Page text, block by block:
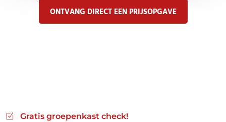
ONTVANG DIRECT EEN PRIJSOPGAVE
Gratis groepenkast check!